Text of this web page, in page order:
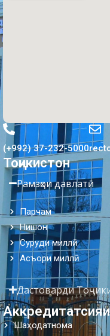
(+992) 37-232-5000
Тоҷикистон
Рамзҳои давлатӣ
Парчам
Нишон
Суруди миллӣ
Асъори миллӣ
Дастоварди
Шаҳодатнома